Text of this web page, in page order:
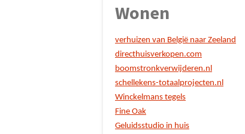
Wonen
verhuizen van België naar Zeeland
directhuisverkopen.com
boomstronkverwijderen.nl
schellekens-totaalprojecten.nl
Winckelmans tegels
Fine Oak
Geluidsstudio in huis